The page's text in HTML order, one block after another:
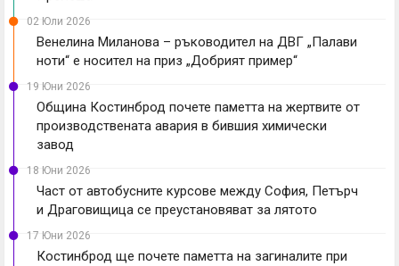
02 Юли 2026
Венелина Миланова – ръководител на ДВГ „Палави
ноти“ е носител на приз „Добрият пример“
19 Юни 2026
Община Костинброд почете паметта на жертвите от
производствената авария в бившия химически
завод
18 Юни 2026
Част от автобусните курсове между София, Петърч
и Драговищица се преустановяват за лятото
17 Юни 2026
Костинброд ще почете паметта на загиналите при